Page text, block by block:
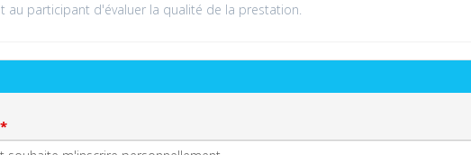
participant d'évaluer la qualité de la prestation.